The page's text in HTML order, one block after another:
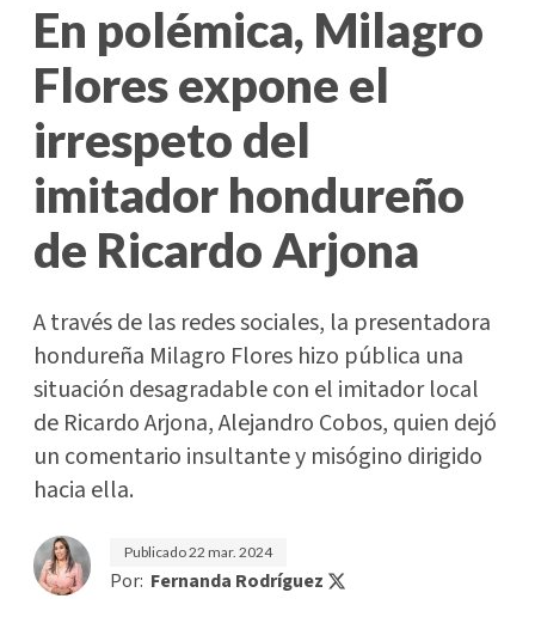
En polémica, Milagro
Flores expone el
irrespeto del
imitador hondureño
de Ricardo Arjona
A través de las redes sociales, la presentadora
hondureña Milagro Flores hizo pública una
situación desagradable con el imitador local
de Ricardo Arjona, Alejandro Cobos, quien dejó
un comentario insultante y misógino dirigido
hacia ella.
Publicado22 mar. 2024
Por: Fernanda Rodríguez